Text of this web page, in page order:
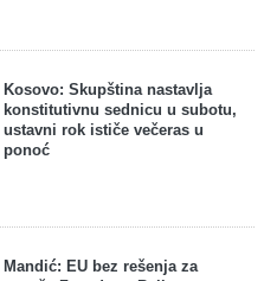
Kosovo: Skupština nastavlja
konstitutivnu sednicu u subotu,
ustavni rok ističe večeras u
ponoć
Mandić: EU bez rešenja za